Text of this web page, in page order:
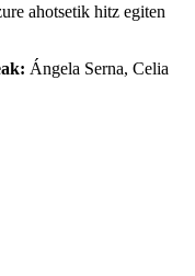
ahotsetik hitz egiten
Ángela Serna, Celia